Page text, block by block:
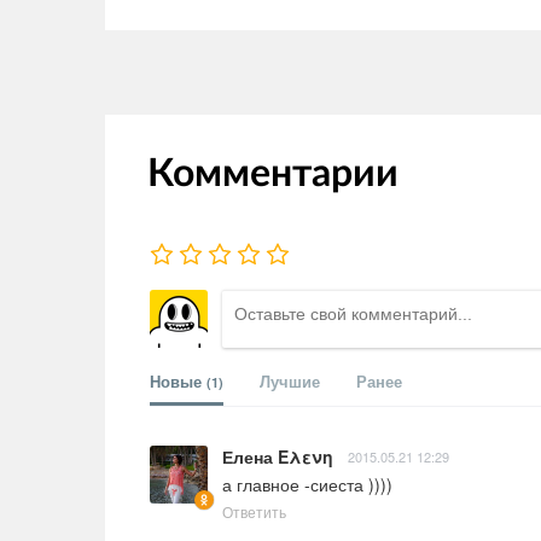
Комментарии
Новые (1) Лучшие Ранее
Елена Ελενη 2015.05.21 12:29
а главное -сиеста ))))
Ответить